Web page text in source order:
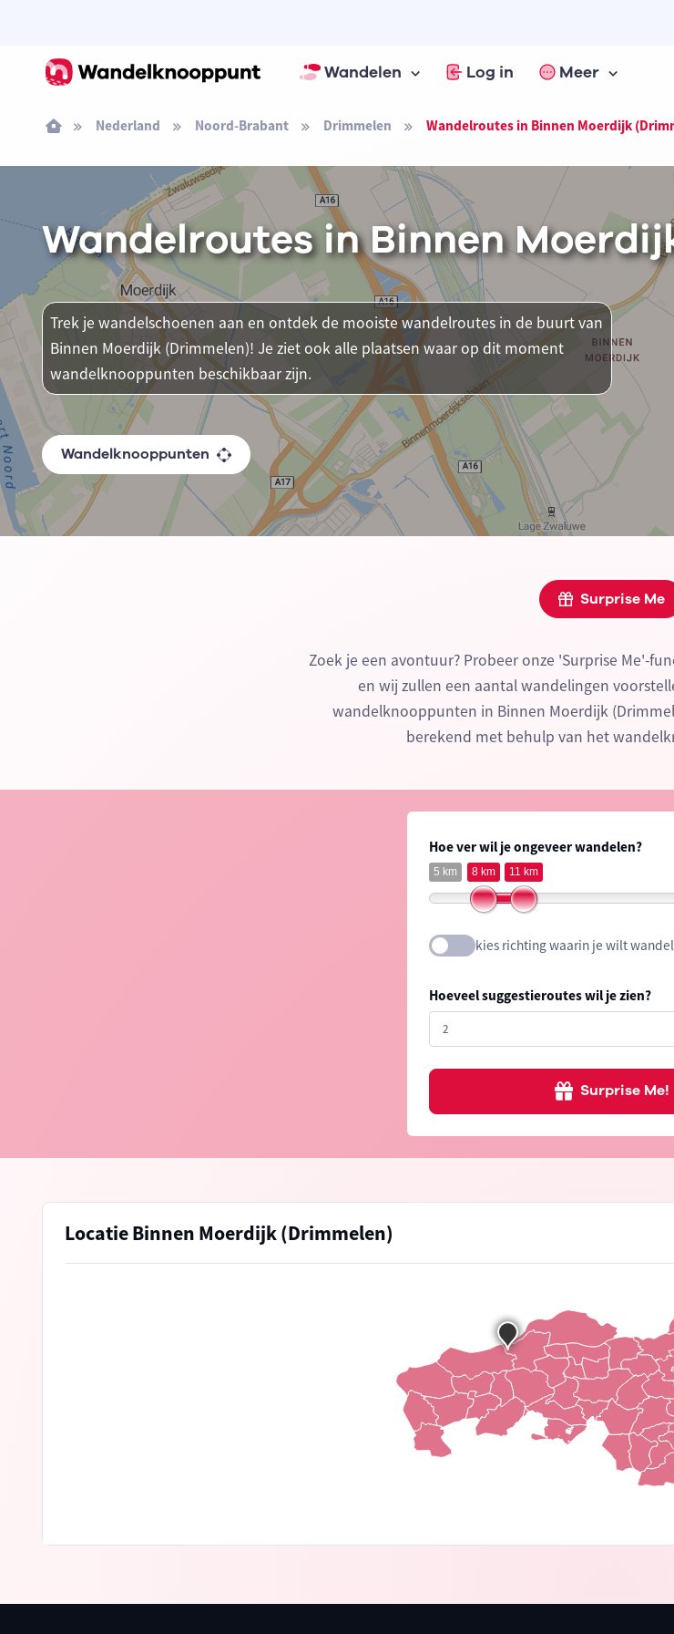
Wandelen Log in Meer
Nederland Noord-Brabant Drimmelen Wandelroutes in Binnen Moerdijk
Wandelroutes in Binnen
Trek je wandelschoenen aan en ontdek de mooiste wandelroutes in de buurt van
Binnen Moerdijk (Drimmelen)! Je ziet ook alle plaatsen waar op dit moment
wandelknooppunten beschikbaar zijn.
Wandelknooppunten
Surprise Me
Zoek je een avontuur? Probeer onze 'Surprise Me'-
en wij zullen een aantal wandelingen
wandelknooppunten in Binnen Moerdijk
berekend met behulp van het
Hoe ver wil je ongeveer wandelen?
5 km 8 km 11 km
kies richting waarin je wilt
Hoeveel suggestieroutes wil je zien?
Surprise Me!
Locatie Binnen Moerdijk (Drimmelen)